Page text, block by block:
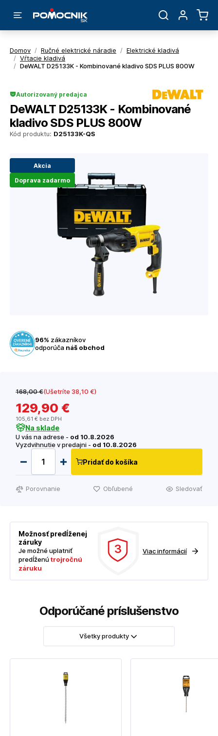
Domov / Ručné elektrické náradie / Elektrické kladivá
/ Vŕtacie kladivá
/ DeWALT D25133K - Kombinované kladivo SDS PLUS 800W
Akcia
Doprava zadarmo
Kód produktu: D25133K-QS
Autorizovaný predajca
DeWALT D25133K - Kombinované
kladivo SDS PLUS 800W
96% zákazníkov
odporúča náš obchod
168,00 €(Ušetríte 38,10 €)
129,90 €
105,61 € bez DPH
Na sklade
U vás na adrese - od 10.8.2026
Vyzdvihnutie v predajni - od 10.8.2026
Pridať do košíka
Porovnanie Obľubené Sledovať
Možnosť predĺženej
záruky
Je možné uplatniť
predĺženútrojročnú
záruku
3 Viac informácií
Odporúčané príslušenstvo
Všetky produkty